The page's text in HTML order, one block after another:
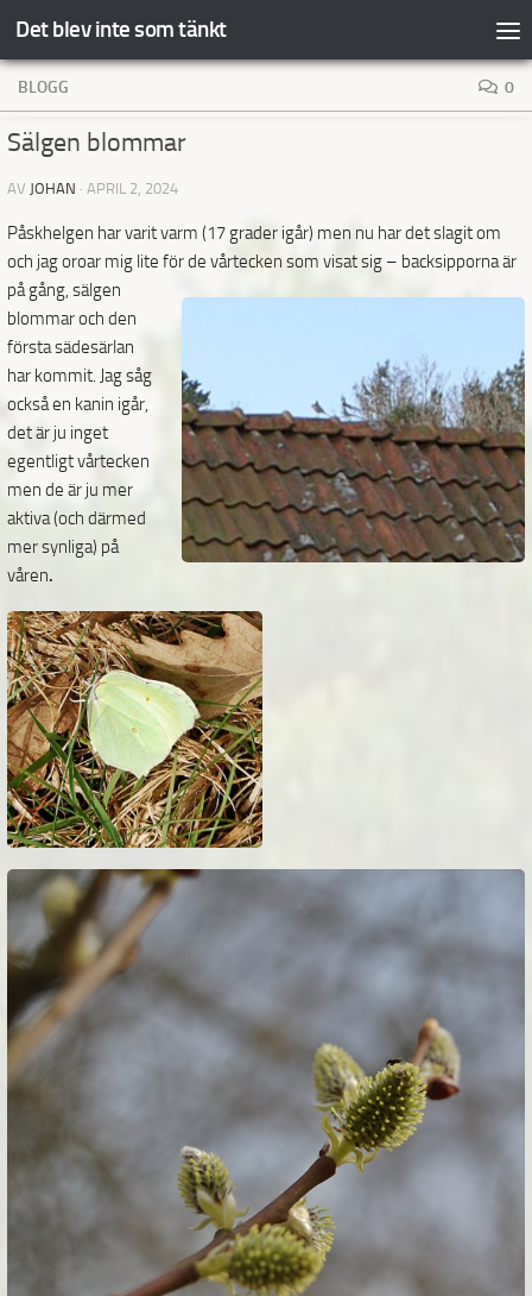
Hoppa till innehåll
Det blev inte som tänkt
BLOGG 0
Sälgen blommar
AV JOHAN · APRIL 2, 2024
Påskhelgen har varit varm (17 grader igår) men nu har det slagit om
och jag oroar mig lite för de vårtecken som visat sig – backsipporna är
på gång, sälgen
blommar och den
första sädesärlan
har kommit. Jag såg
också en kanin igår,
det är ju inget
egentligt vårtecken
men de är ju mer
aktiva (och därmed
mer synliga) på
våren.